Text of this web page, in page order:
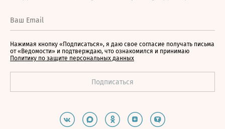
Нажимая кнопку «Подписаться», я даю свое согласие получать письма
от «Ведомости» и подтверждаю, что ознакомился и принимаю
Политику по защите персональных данных